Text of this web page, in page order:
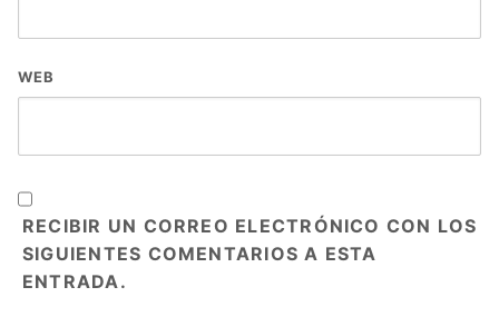
WEB
RECIBIR UN CORREO ELECTRÓNICO CON LOS
SIGUIENTES COMENTARIOS A ESTA
ENTRADA.